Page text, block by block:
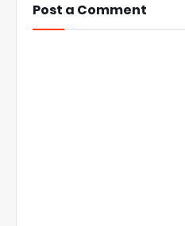
Post a Comment